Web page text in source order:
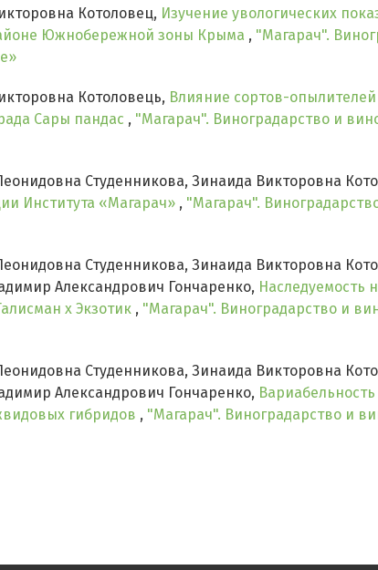
Котоловец, Изучение увологических
Южнобережной зоны Крыма , "Магарач".
Котоловець, Влияние сортов-
Сары пандас , "Магарач". Виноградарство и
Студенникова, Зинаида Викторовна
Института «Магарач» , "Магарач".
Студенникова, Зинаида Викторовна
Александрович Гончаренко, Наследуемость
х Экзотик , "Магарач". Виноградарство и
Студенникова, Зинаида Викторовна
Александрович Гончаренко,
гибридов , "Магарач". Виноградарство и